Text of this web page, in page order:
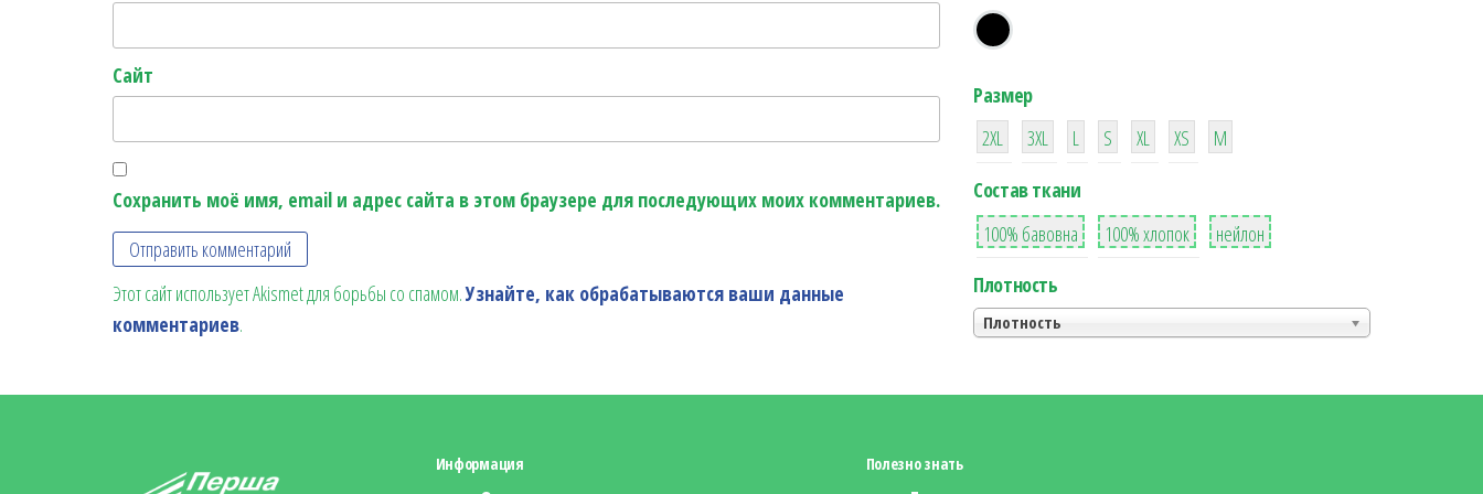
Сайт
Сохранить моё имя, email и адрес сайта в этом браузере для последующих моих комментариев.
Этот сайт использует Akismet для борьбы со спамом.Узнайте, как обрабатываются ваши данные
комментариев.
Размер
38
2XL
16
3XL
42
L
42
S
42
XL XS
М
Состав ткани
8
100% бавовна
36
100% хлопок
2
нейлон
Плотность
Плотность
Информация Полезно знать